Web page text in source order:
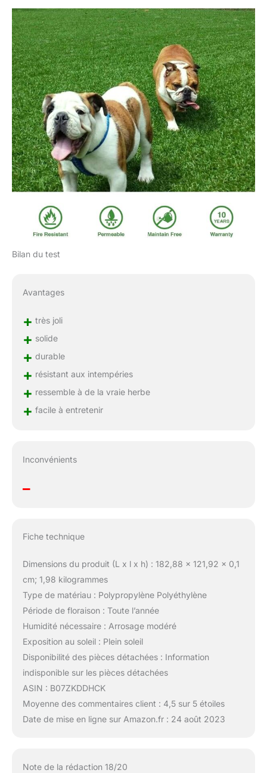
Bilan du test
Avantages
+ très joli
+ solide
+ durable
+ résistant aux intempéries
+ ressemble à de la vraie herbe
+ facile à entretenir
Inconvénients
–
Fiche technique
Dimensions du produit (L x l x h) : 182,88 x 121,92 x 0,1
cm; 1,98 kilogrammes
Type de matériau : Polypropylène Polyéthylène
Période de floraison : Toute l’année
Humidité nécessaire : Arrosage modéré
Exposition au soleil : Plein soleil
Disponibilité des pièces détachées : Information
indisponible sur les pièces détachées
ASIN : B07ZKDDHCK
Moyenne des commentaires client : 4,5 sur 5 étoiles
Date de mise en ligne sur Amazon.fr : 24 août 2023
Note de la rédaction 18/20